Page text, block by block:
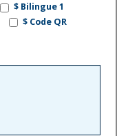
$ Bilingue 1
$ Code QR